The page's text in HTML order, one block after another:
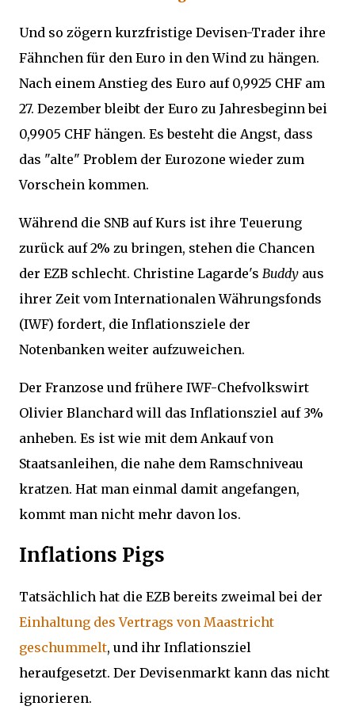
Und so zögern kurzfristige Devisen-Trader ihre
Fähnchen für den Euro in den Wind zu hängen.
Nach einem Anstieg des Euro auf 0,9925 CHF am
27. Dezember bleibt der Euro zu Jahresbeginn bei
0,9905 CHF hängen. Es besteht die Angst, dass
das "alte" Problem der Eurozone wieder zum
Vorschein kommen.
Während die SNB auf Kurs ist ihre Teuerung
zurück auf 2% zu bringen, stehen die Chancen
der EZB schlecht. Christine Lagarde's Buddy aus
ihrer Zeit vom Internationalen Währungsfonds
(IWF) fordert, die Inflationsziele der
Notenbanken weiter aufzuweichen.
Der Franzose und frühere IWF-Chefvolkswirt
Olivier Blanchard will das Inflationsziel auf 3%
anheben. Es ist wie mit dem Ankauf von
Staatsanleihen, die nahe dem Ramschniveau
kratzen. Hat man einmal damit angefangen,
kommt man nicht mehr davon los.
Inflations Pigs
Tatsächlich hat die EZB bereits zweimal bei der
Einhaltung des Vertrags von Maastricht
geschummelt, und ihr Inflationsziel
heraufgesetzt. Der Devisenmarkt kann das nicht
ignorieren.